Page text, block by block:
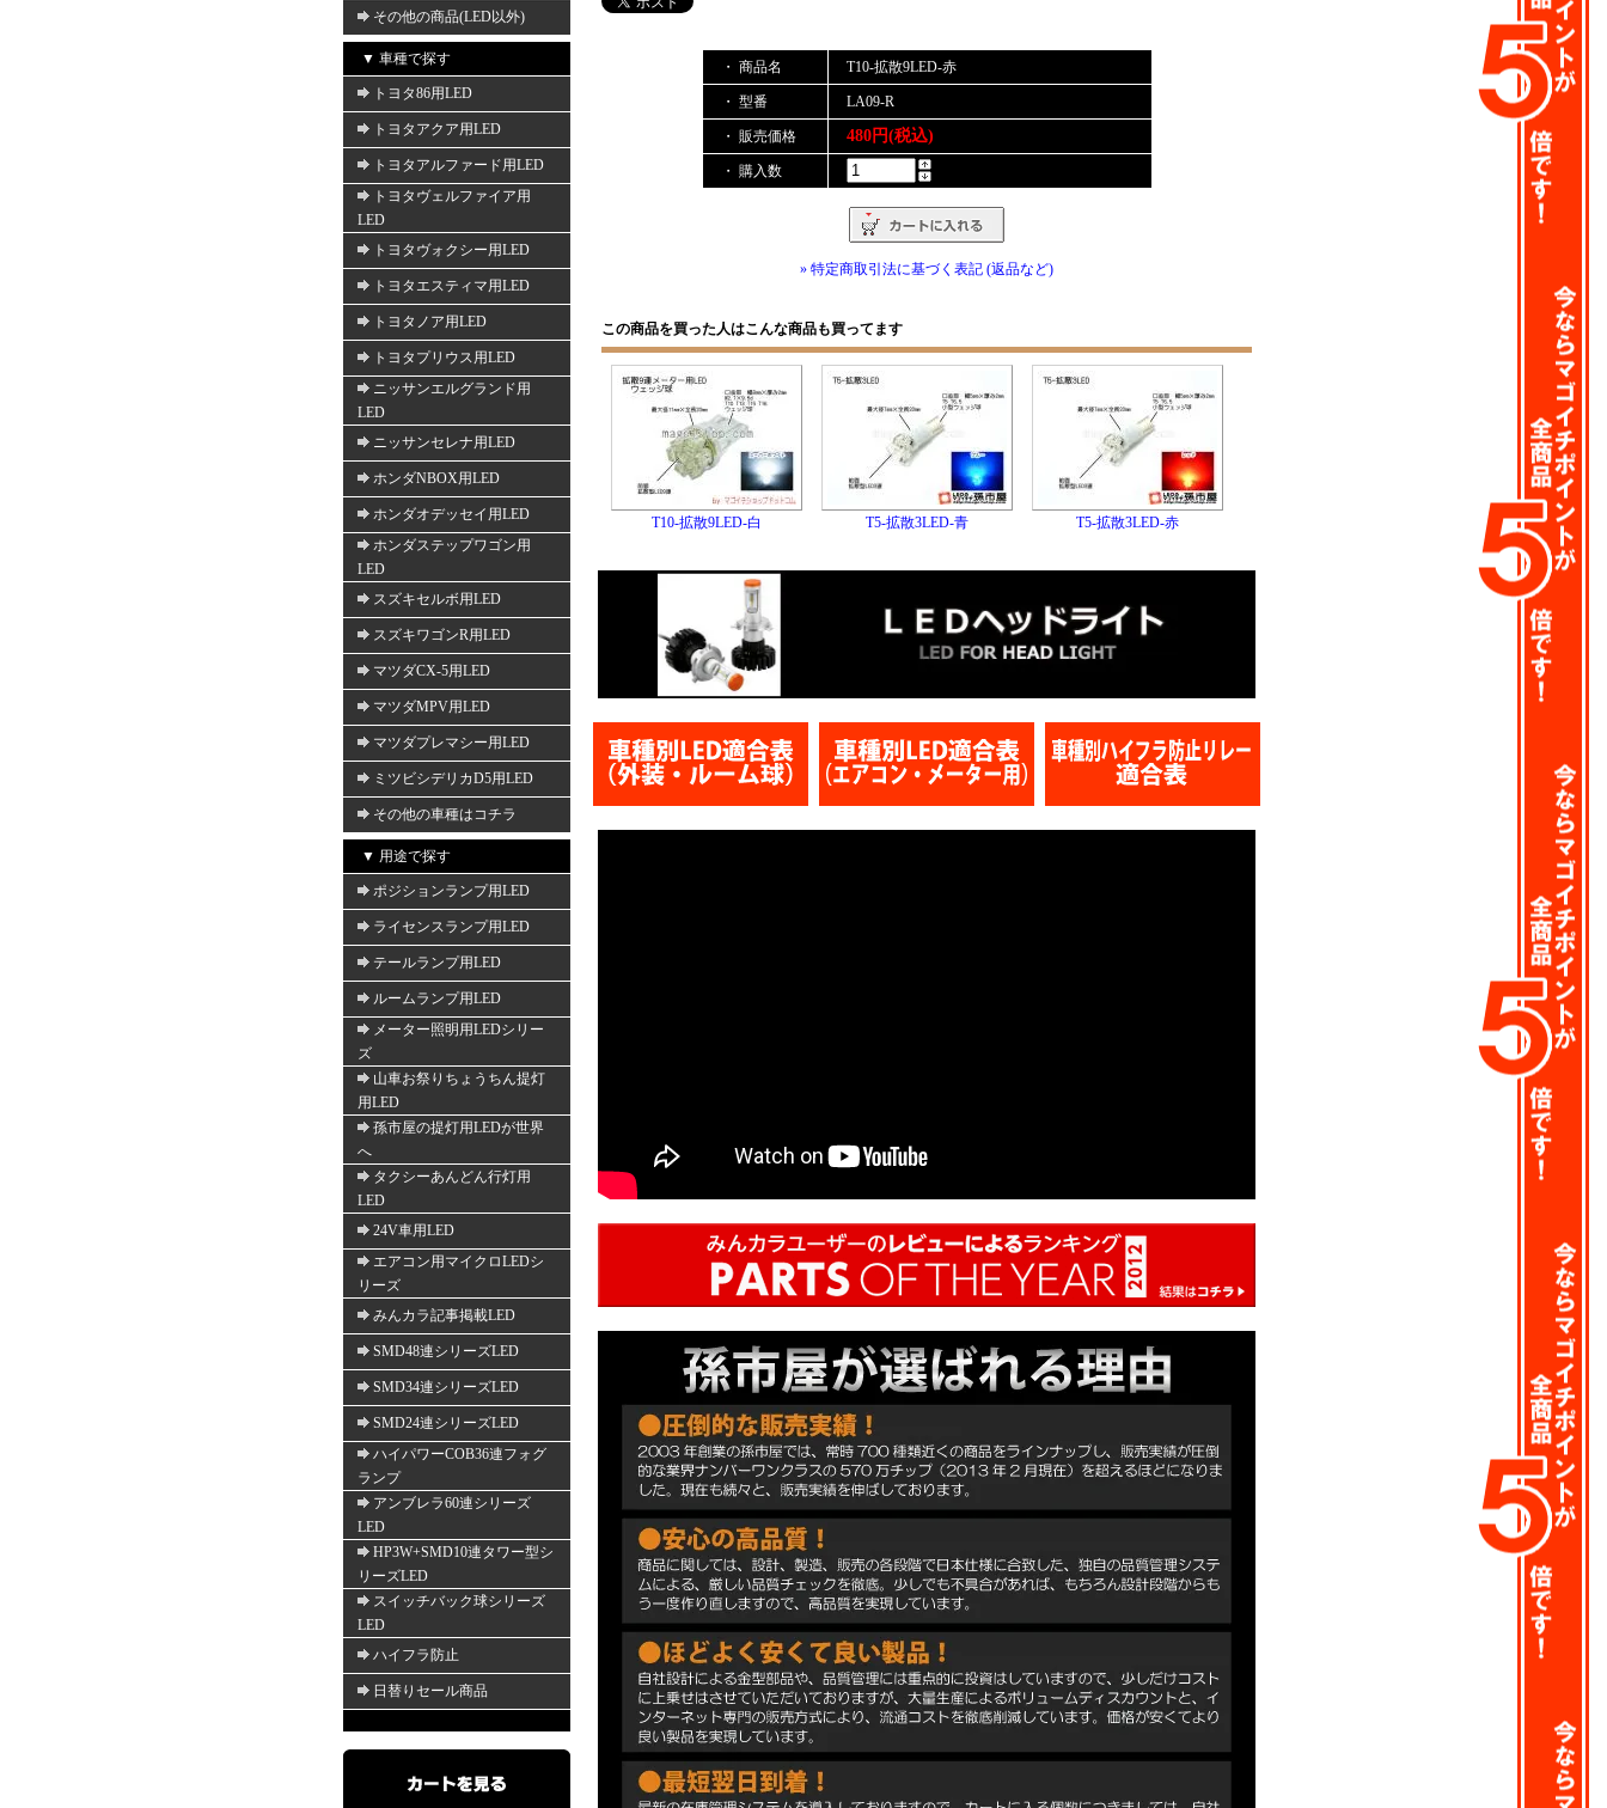
その他の商品(LED以外)
▼ 車種で探す
トヨタ86用LED
トヨタアクア用LED
トヨタアルファード用LED
トヨタヴェルファイア用
LED
トヨタヴォクシー用LED
トヨタエスティマ用LED
トヨタノア用LED
トヨタプリウス用LED
ニッサンエルグランド用
LED
ニッサンセレナ用LED
ホンダNBOX用LED
ホンダオデッセイ用LED
ホンダステップワゴン用
LED
スズキセルボ用LED
スズキワゴンR用LED
マツダCX-5用LED
マツダMPV用LED
マツダプレマシー用LED
ミツビシデリカD5用LED
その他の車種はコチラ
▼ 用途で探す
ポジションランプ用LED
ライセンスランプ用LED
テールランプ用LED
ルームランプ用LED
メーター照明用LEDシリー
ズ
山車お祭りちょうちん提灯
用LED
孫市屋の提灯用LEDが世界
へ
タクシーあんどん行灯用
LED
24V車用LED
エアコン用マイクロLEDシ
リーズ
みんカラ記事掲載LED
SMD48連シリーズLED
SMD34連シリーズLED
SMD24連シリーズLED
ハイパワーCOB36連フォグ
ランプ
アンブレラ60連シリーズ
LED
HP3W+SMD10連タワー型シ
リーズLED
スイッチバック球シリーズ
LED
ハイフラ防止
日替りセール商品
・ 商品名 T10-拡散9LED-赤
・ 型番 LA09-R
・ 販売価格 480円(税込)
・ 購入数
» 特定商取引法に基づく表記 (返品など)
この商品を買った人はこんな商品も買ってます
T10-拡散9LED-白 T5-拡散3LED-青 T5-拡散3LED-赤